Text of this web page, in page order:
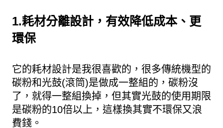
1.耗材分離設計，有效降低成本、更
環保
它的耗材設計是我很喜歡的，很多傳統機型的
碳粉和光鼓(滾筒)是做成一整組的，碳粉沒
了，就得一整組換掉，但其實光鼓的使用期限
是碳粉的10倍以上，這樣換其實不環保又浪
費錢。